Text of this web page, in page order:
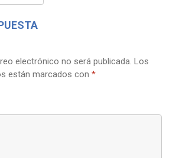
electrónico no será publicada. Los
están marcados con *